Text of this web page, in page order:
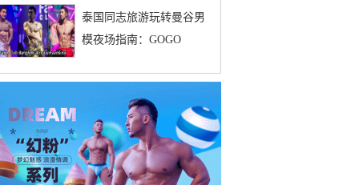
泰国同志旅游玩转曼谷男
模夜场指南：GOGO